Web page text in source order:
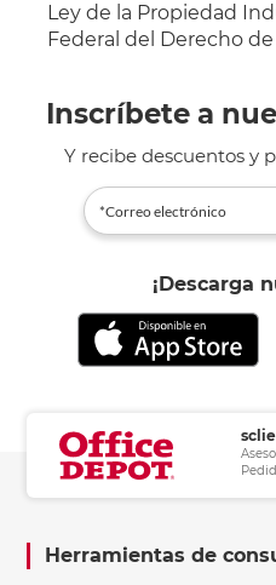
Ley de la Propiedad
Federal del Derecho
Inscríbete a
Y recibe descuentos y
¡Descarga
Herramientas de